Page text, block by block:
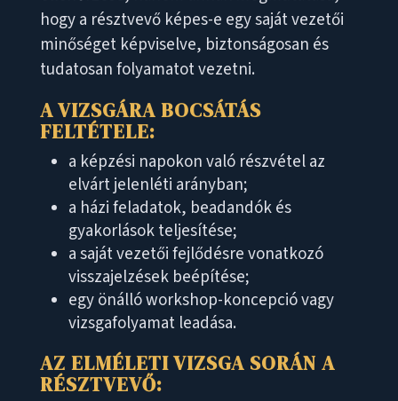
hogy a résztvevő képes-e egy saját vezetői
minőséget képviselve, biztonságosan és
tudatosan folyamatot vezetni.
A VIZSGÁRA BOCSÁTÁS
FELTÉTELE:
a képzési napokon való részvétel az
elvárt jelenléti arányban;
a házi feladatok, beadandók és
gyakorlások teljesítése;
a saját vezetői fejlődésre vonatkozó
visszajelzések beépítése;
egy önálló workshop-koncepció vagy
vizsgafolyamat leadása.
AZ ELMÉLETI VIZSGA SORÁN A
RÉSZTVEVŐ: